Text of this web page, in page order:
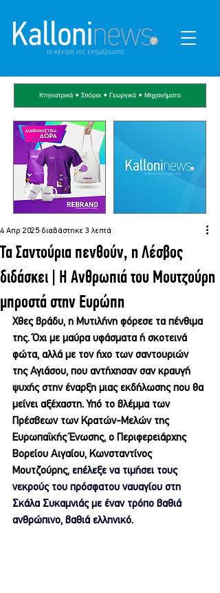
Τα Σαντούρια πενθούν, η Λέσβος
διδάσκει | Η Ανθρωπιά του Μουτζούρη
μπροστά στην Ευρώπη
4 Απρ 2025 διαβάστηκε 3 λεπτά
Χθες βράδυ, η Μυτιλήνη φόρεσε τα πένθιμα
της. Όχι με μαύρα υφάσματα ή σκοτεινά
φώτα, αλλά με τον ήχο των σαντουριών
της Αγιάσου, που αντήχησαν σαν κραυγή
ψυχής στην έναρξη μιας εκδήλωσης που θα
μείνει αξέχαστη. Υπό το βλέμμα των
Πρέσβεων των Κρατών-Μελών της
Ευρωπαϊκής Ένωσης, ο Περιφερειάρχης
Βορείου Αιγαίου, Κωνσταντίνος
Μουτζούρης, επέλεξε να τιμήσει τους
νεκρούς του πρόσφατου ναυαγίου στη
Σκάλα Συκαμνιάς με έναν τρόπο βαθιά
ανθρώπινο, βαθιά ελληνικό.